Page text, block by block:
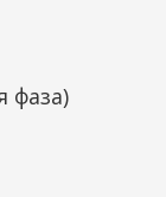
фаза)